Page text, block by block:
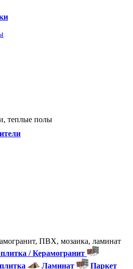
теплые полы
ПВХ, мозаика, ламинат
/ Керамогранит
Ламинат
Паркет